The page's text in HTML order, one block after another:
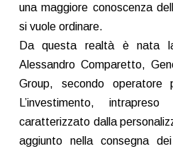
una maggiore conoscenza
si vuole ordinare.
Da questa realtà è nata la
Alessandro Comparetto,
Group, secondo operatore
L’investimento,
caratterizzato dalla
aggiunto nella consegna